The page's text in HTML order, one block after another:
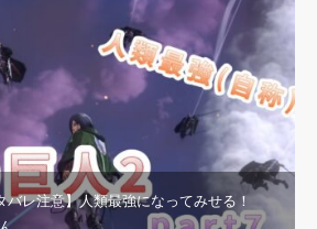
レ注意】人類最強になってみせる！